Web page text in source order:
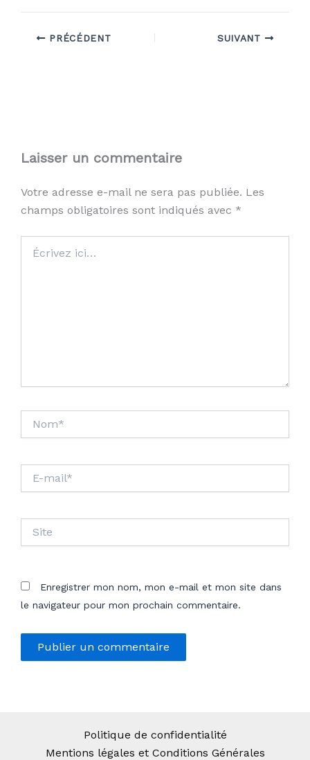
PRÉCÉDENT SUIVANT
Laisser un commentaire
Votre adresse e-mail ne sera pas publiée. Les
champs obligatoires sont indiqués avec *
ici…
mail*
Enregistrer mon nom, mon e-mail et mon site dans
le navigateur pour mon prochain commentaire.
Politique de confidentialité
Mentions légales et Conditions Générales